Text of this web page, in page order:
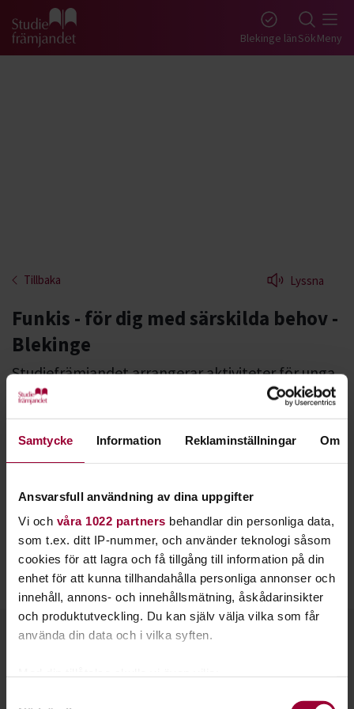
Samtycke Information Reklaminställningar Om
Ansvarsfull användning av dina uppgifter
Vi och våra 1022 partners behandlar din personliga data,
som t.ex. ditt IP-nummer, och använder teknologi såsom
cookies för att lagra och få tillgång till information på din
enhet för att kunna tillhandahålla personliga annonser och
innehåll, annons- och innehållsmätning, åskådarinsikter
och produktutveckling. Du kan själv välja vilka som får
använda din data och i vilka syften.
Gå till studiefrämjandets startsida Blekinge länSökMeny
Tillbaka Lyssna
Funkis - för dig med särskilda behov -
Blekinge
Studiefrämjandet arrangerar aktiviteter för unga
och vuxna med olika funktionsnedsättningar. Vi
utgår från våra profilområden djur, natur, miljö
och kultur.
särskilda aktiviteter för dig som behöver lite extra stöd, eller
Studiefrämjandets aktiviteter för dig med funktionsvariation
ser lite olika ut runt om i landet, men ofta handlar det om
natur, djur, teater, konst och musik.